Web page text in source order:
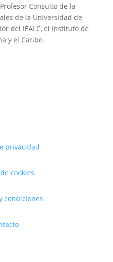
Consulto de la
de la Universidad de
del IEALC, el Instituto de
y el Caribe.
privacidad
cookies
condiciones